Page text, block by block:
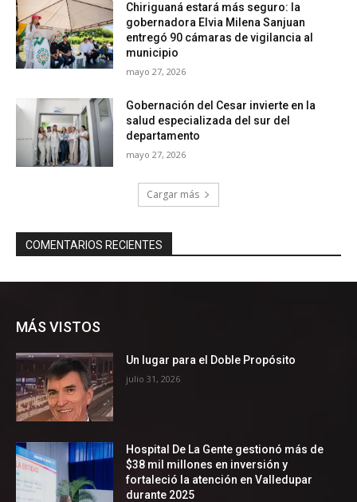
MÁS VISTOS
Un lugar para el Doble Propósito
julio 31, 2026
Hospital De La Gente gestionó más de
$38 mil millones en inversión y
fortaleció la atención en Valledupar
durante 2025